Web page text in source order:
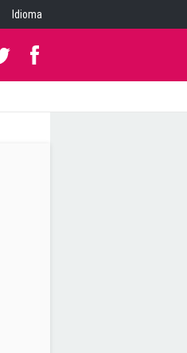
Idioma